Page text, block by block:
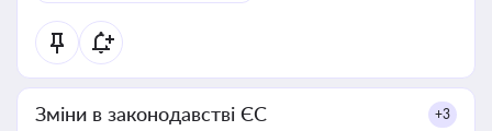
Зміни в законодавстві ЄС +3